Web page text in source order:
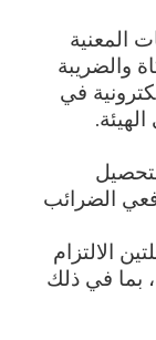
المعنية
والضريبة
في
الضرائب
الالتزام
بما في ذلك